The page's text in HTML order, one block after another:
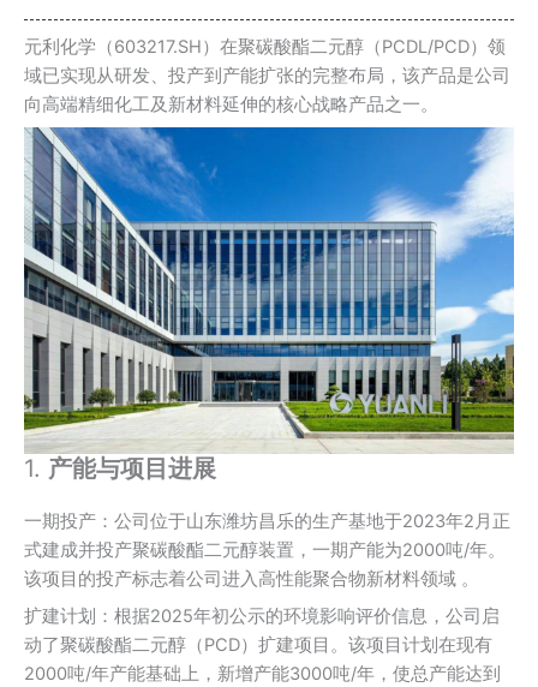
元利化学（603217.SH）在‌聚碳酸酯二元醇（PCDL/PCD）‌领
域已实现从研发、投产到产能扩张的完整布局，该产品是公司
向高端精细化工及新材料延伸的核心战略产品之一。
1. 产能与项目进展
‌一期投产‌：公司位于山东潍坊昌乐的生产基地于‌2023年2月‌正
式建成并投产聚碳酸酯二元醇装置，一期产能为‌2000吨/年‌。
该项目的投产标志着公司进入高性能聚合物新材料领域 。
‌扩建计划‌：根据2025年初公示的环境影响评价信息，公司启
动了‌聚碳酸酯二元醇（PCD）扩建项目‌。该项目计划在现有
2000吨/年产能基础上，新增产能‌3000吨/年‌，使总产能达到